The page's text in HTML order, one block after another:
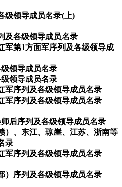
级领导成员名录(上)
及各级领导成员名录
军第1方面军序列及各级领导成
领导成员名录
领导成员名录
军序列及各级领导成员名录
军序列及各级领导成员名录
后序列及各级领导成员名录
）、东江、琼崖、江苏、浙南等
录
军序列及各级领导成员名录
）序列及各级领导成员名录